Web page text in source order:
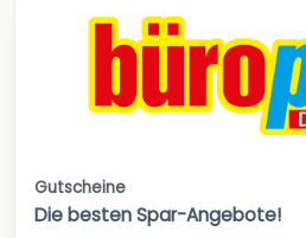
Gutscheine
Die besten Spar-Angebote!